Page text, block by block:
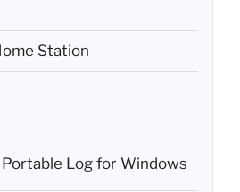
Station
Portable Log for Windows